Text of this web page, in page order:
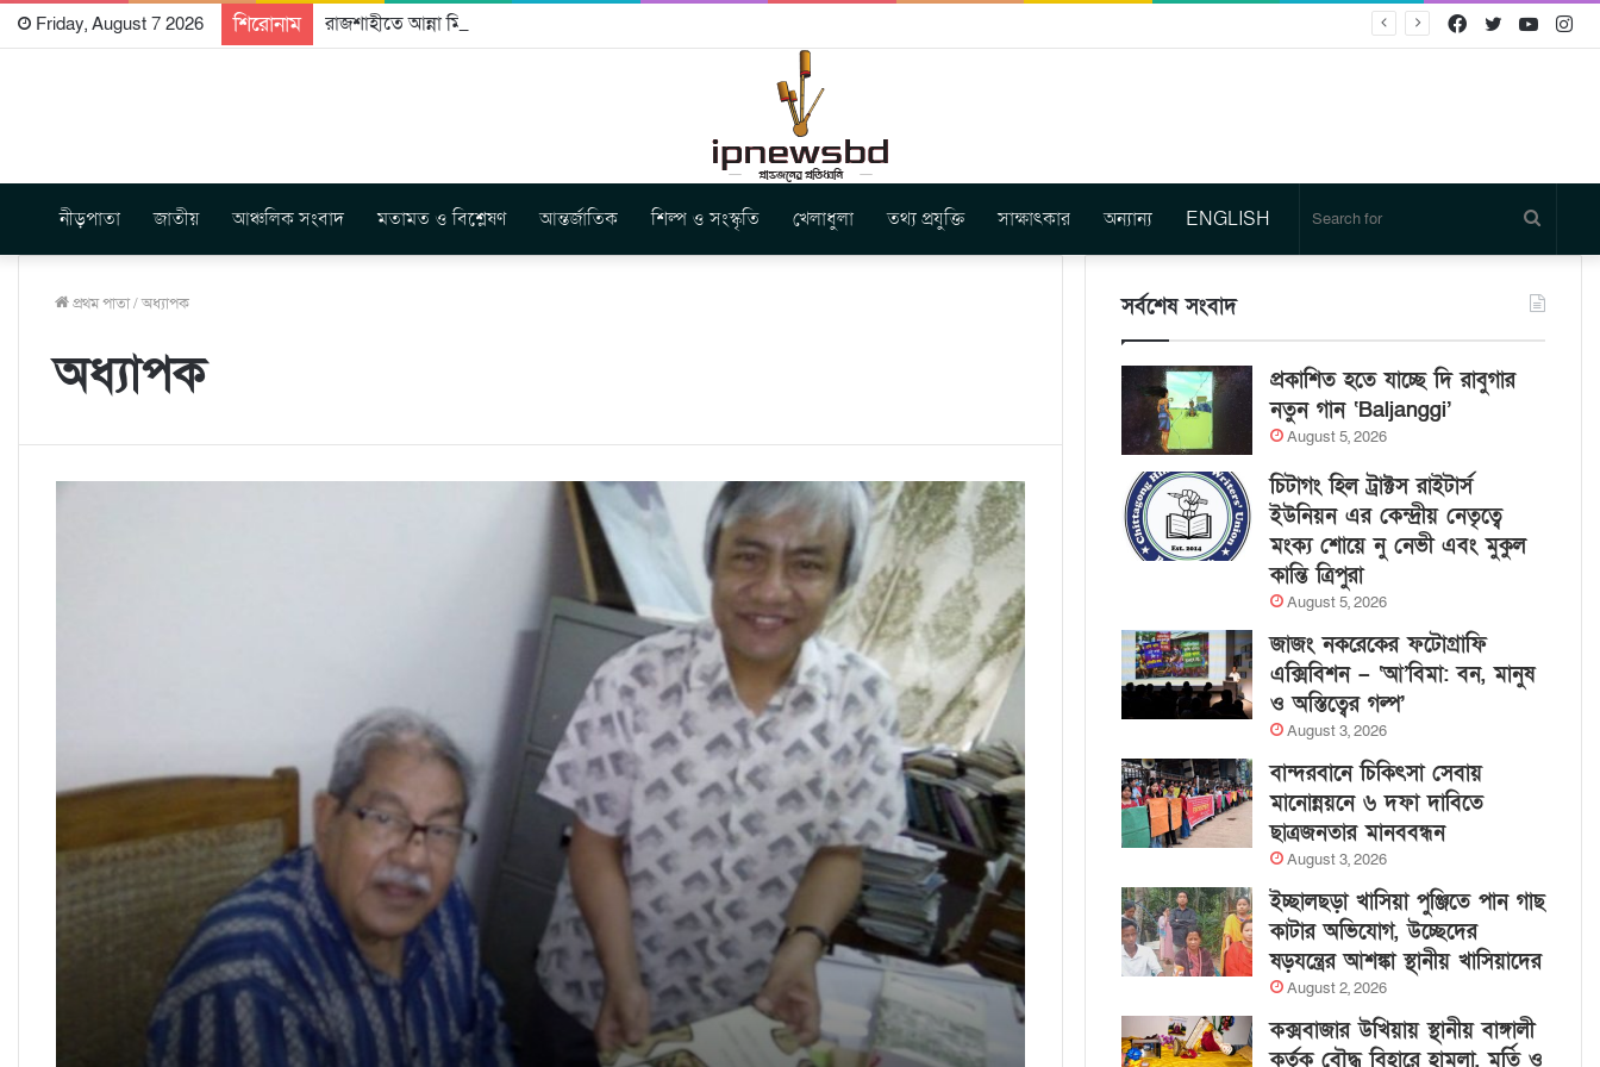
Friday, August 7 2026 শিরোনাম রাজশাহীতে আন্না মিন্জ এর সাথে আদিবাসী নেতৃবৃন্দের শুভেচ্ছা ও মতবিনিময় অনুষ্ঠিত Twitter
Facebook
নীড়পাতা জাতীয় আঞ্চলিক সংবাদ মতামত ও বিশ্লেষণ আন্তর্জাতিক শিল্প ও সংস্কৃতি খেলাধুলা তথ্য প্রযুক্তি সাক্ষাৎকার অন্যান্য ENGLISH
for
প্রথম পাতা/অধ্যাপক
অধ্যাপক
সর্বশেষ সংবাদ
প্রকাশিত হতে যাচ্ছে দি রাবুগার
নতুন গান ‘Baljanggi’
August 5, 2026
চিটাগং হিল ট্রাক্টস রাইটার্স
ইউনিয়ন এর কেন্দ্রীয় নেতৃত্বে
মংক্য শোয়ে নু নেভী এবং মুকুল
কান্তি ত্রিপুরা
August 5, 2026
জাজং নকরেকের ফটোগ্রাফি
এক্সিবিশন – ‘আ’বিমা: বন, মানুষ
ও অস্তিত্বের গল্প’
August 3, 2026
বান্দরবানে চিকিৎসা সেবায়
মানোন্নয়নে ৬ দফা দাবিতে
ছাত্রজনতার মানববন্ধন
August 3, 2026
ইচ্ছালছড়া খাসিয়া পুঞ্জিতে পান গাছ
কাটার অভিযোগ, উচ্ছেদের
ষড়যন্ত্রের আশঙ্কা স্থানীয় খাসিয়াদের
August 2, 2026
কক্সবাজার উখিয়ায় স্থানীয় বাঙ্গালী
কর্তৃক বৌদ্ধ বিহারে হামলা, মূর্তি ও